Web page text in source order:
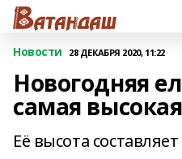
Новости 28 ДЕКАБРЯ 2020, 11:22
Новогодняя
самая
Её высота